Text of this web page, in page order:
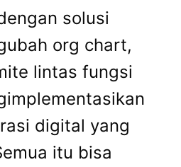
solusi
org chart,
lintas fungsi
digital yang
itu bisa